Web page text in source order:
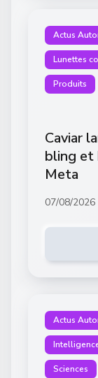
Actus
Lunettes
Produits
Caviar
bling et
Meta
07/08/2026
Actus
Sciences